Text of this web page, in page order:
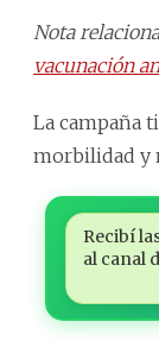
Nota
vacunación
La campaña
morbilidad y
Recibí
al canal